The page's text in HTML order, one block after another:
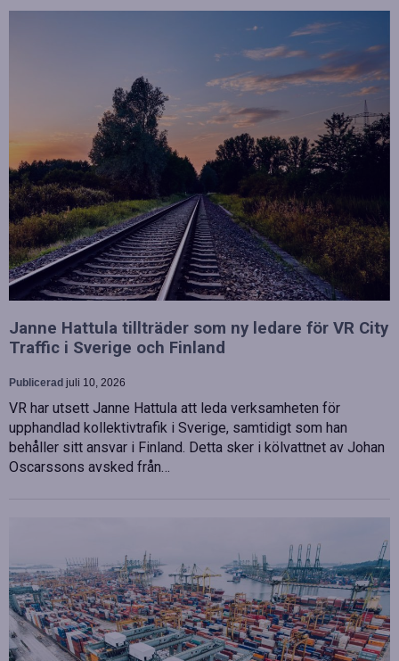
Janne Hattula tillträder som ny ledare för VR City
Traffic i Sverige och Finland
Publicerad juli 10, 2026
VR har utsett Janne Hattula att leda verksamheten för
upphandlad kollektivtrafik i Sverige, samtidigt som han
behåller sitt ansvar i Finland. Detta sker i kölvattnet av Johan
Oscarssons avsked från…